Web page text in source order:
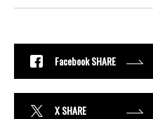
Facebook SHARE
X SHARE